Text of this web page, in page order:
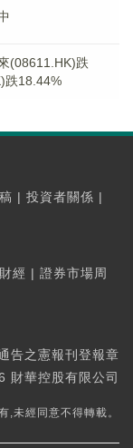
(08611.HK)跌
跌18.44%
| 投資者關係 |
經 | 證券市場周
告之憲報刊登報章
華控股有限公司
,未經同意不得轉載。